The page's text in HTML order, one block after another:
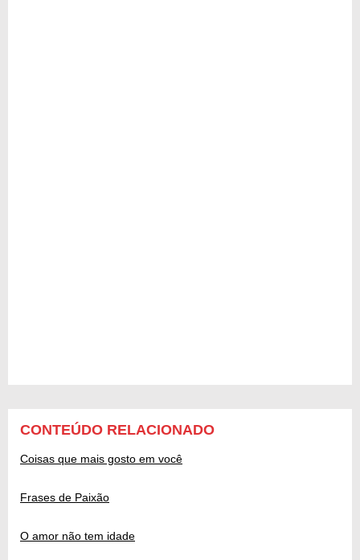
CONTEÚDO RELACIONADO
Coisas que mais gosto em você
Frases de Paixão
O amor não tem idade